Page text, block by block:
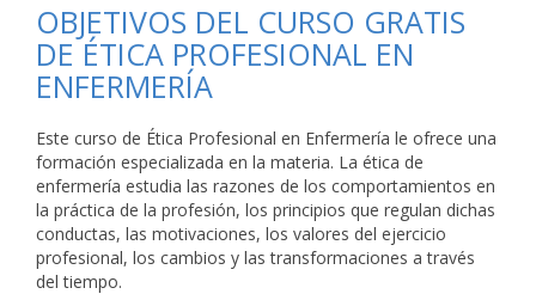
OBJETIVOS DEL CURSO GRATIS
DE ÉTICA PROFESIONAL EN
ENFERMERÍA
Este curso de Ética Profesional en Enfermería le ofrece una
formación especializada en la materia. La ética de
enfermería estudia las razones de los comportamientos en
la práctica de la profesión, los principios que regulan dichas
conductas, las motivaciones, los valores del ejercicio
profesional, los cambios y las transformaciones a través
del tiempo.